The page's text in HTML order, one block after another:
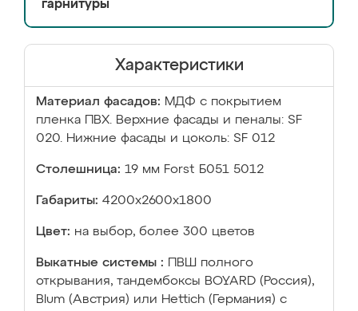
гарнитуры
Характеристики
Материал фасадов: МДФ с покрытием
пленка ПВХ. Верхние фасады и пеналы: SF
020. Нижние фасады и цоколь: SF 012
Столешница: 19 мм Forst Б051 5012
Габариты: 4200х2600х1800
Цвет: на выбор, более 300 цветов
Выкатные системы :
ПВШ полного
открывания, тандембоксы BOYARD (Россия),
Blum (Австрия) или Hettich (Германия) с